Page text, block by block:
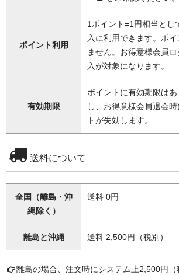
ポイント利用
1ポイント=1円相当とし
入に利用できます。ポ
ません。お得意様会員
入が対象になります。
有効期限
ポイントに有効期限は
し、お得意様会員退会
トが失効します。
送料について
全国（離島・沖
縄除く）
送料 0円
離島と沖縄 送料 2,500円（税別）
離島の場合、注文時にシステム上2,500円